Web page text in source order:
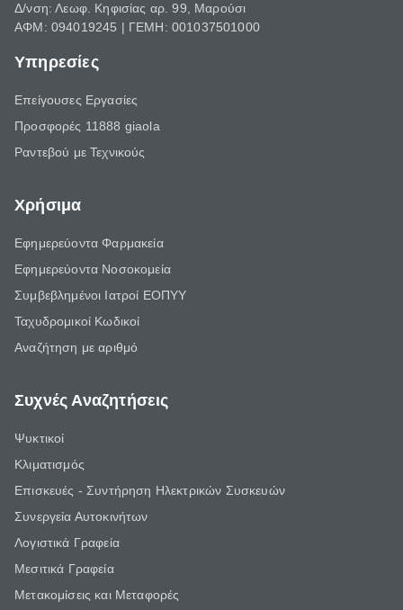
Δ/νση: Λεωφ. Κηφισίας αρ. 99, Μαρούσι
ΑΦΜ: 094019245 | ΓΕΜΗ: 001037501000
Υπηρεσίες
Επείγουσες Εργασίες
Προσφορές 11888 giaola
Ραντεβού με Τεχνικούς
Χρήσιμα
Εφημερεύοντα Φαρμακεία
Εφημερεύοντα Νοσοκομεία
Συμβεβλημένοι Ιατροί ΕΟΠΥΥ
Ταχυδρομικοί Κωδικοί
Αναζήτηση με αριθμό
Συχνές Αναζητήσεις
Ψυκτικοί
Κλιματισμός
Επισκευές - Συντήρηση Ηλεκτρικών Συσκευών
Συνεργεία Αυτοκινήτων
Λογιστικά Γραφεία
Μεσιτικά Γραφεία
Μετακομίσεις και Μεταφορές